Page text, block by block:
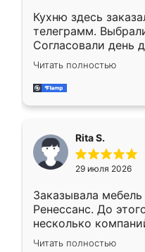
Кухню здесь
телеграмм.
Согласовали день
недели кухня была
довольны работой.
мебель за
Читать полностью
Rita S.
29 июля 2026
Заказывала
Ренессанс. До
несколько
эту. Сначала
Читать полностью